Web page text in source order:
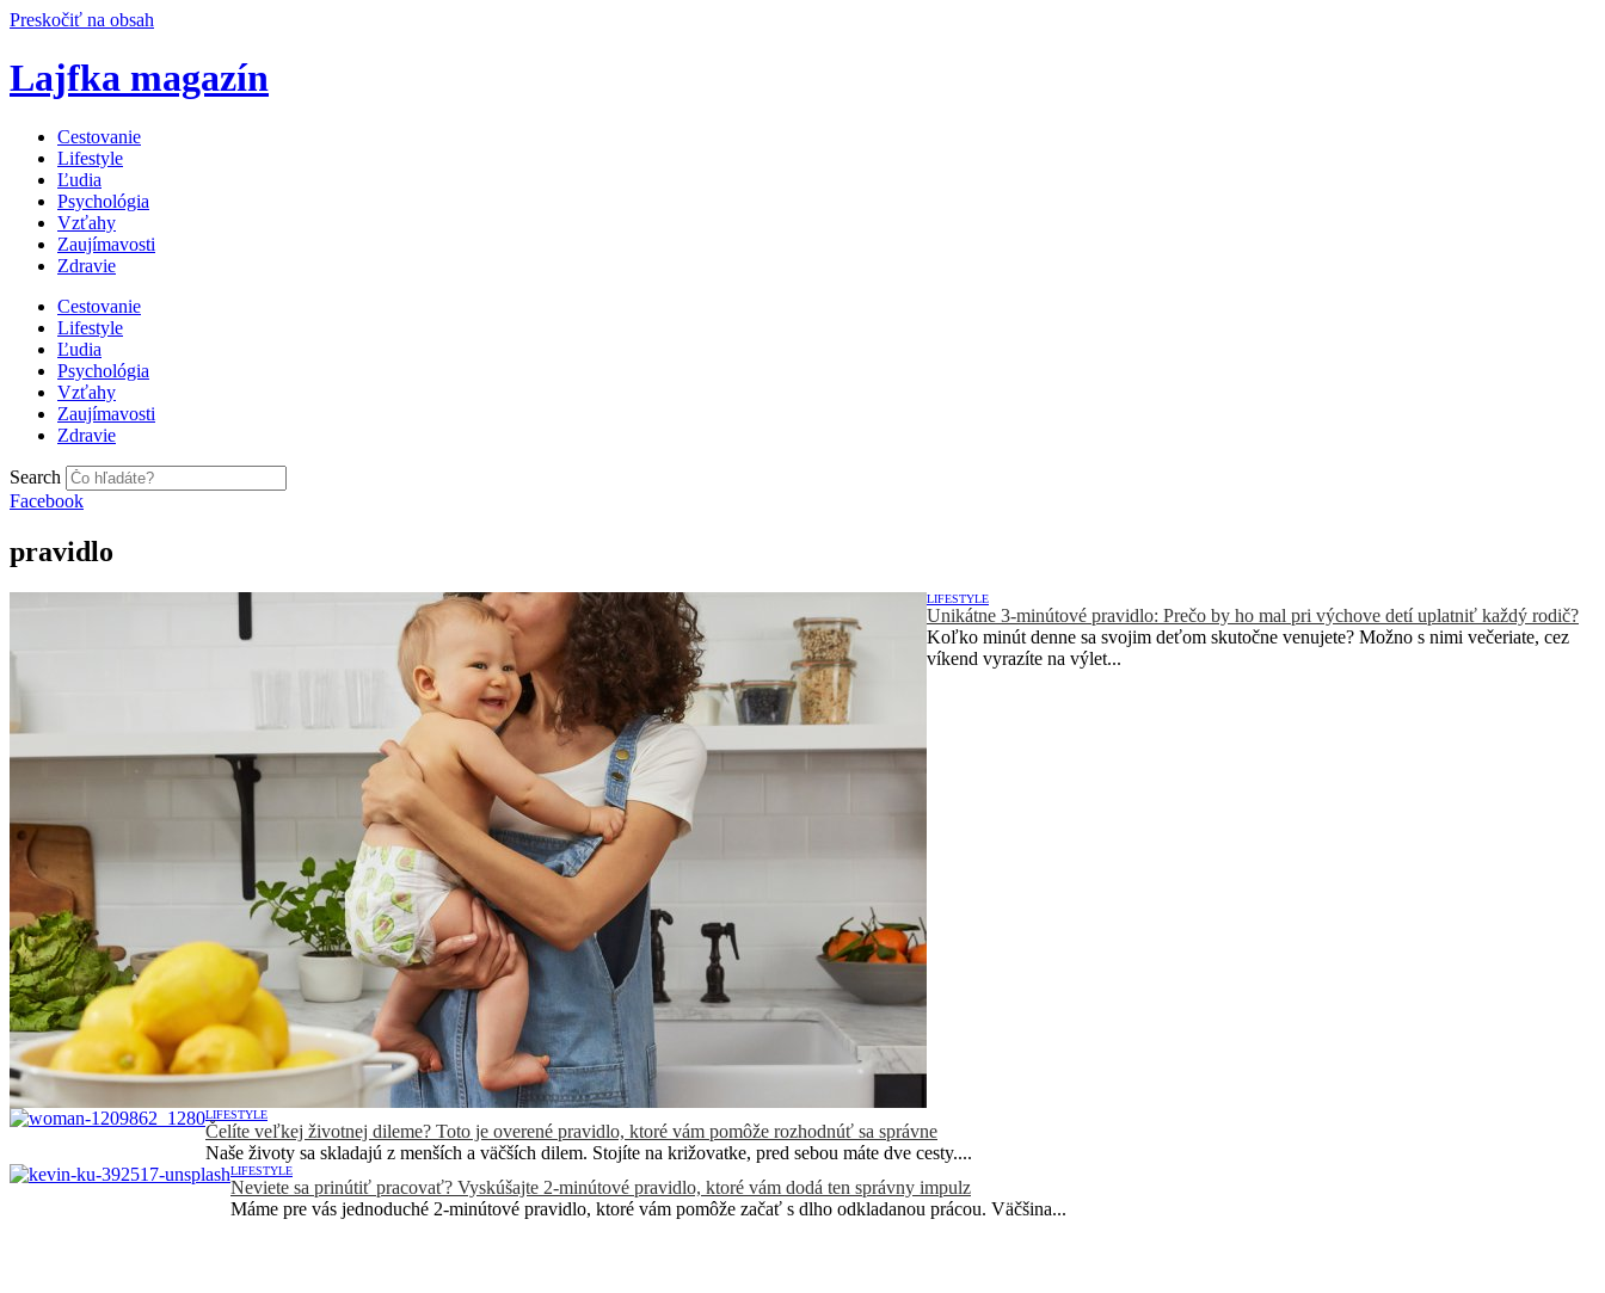
Preskočiť na obsah
Lajfka magazín
Cestovanie
Lifestyle
Ľudia
Psychológia
Vzťahy
Zaujímavosti
Zdravie
Cestovanie
Lifestyle
Ľudia
Psychológia
Vzťahy
Zaujímavosti
Zdravie
Search
Facebook
pravidlo
LIFESTYLE
Unikátne 3-minútové pravidlo: Prečo by ho mal pri výchove detí uplatniť každý rodič?
Koľko minút denne sa svojim deťom skutočne venujete? Možno s nimi večeriate, cez
víkend vyrazíte na výlet...
LIFESTYLE
Čelíte veľkej životnej dileme? Toto je overené pravidlo, ktoré vám pomôže rozhodnúť sa správne
Naše životy sa skladajú z menších a väčších dilem. Stojíte na križovatke, pred sebou máte dve cesty....
LIFESTYLE
Neviete sa prinútiť pracovať? Vyskúšajte 2-minútové pravidlo, ktoré vám dodá ten správny impulz
Máme pre vás jednoduché 2-minútové pravidlo, ktoré vám pomôže začať s dlho odkladanou prácou. Väčšina...